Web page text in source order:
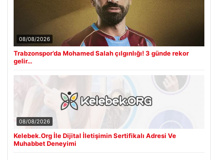
08/08/2026
Trabzonspor’da Mohamed Salah çılgınlığı! 3 günde rekor
gelir…
08/08/2026
Kelebek.Org İle Dijital İletişimin Sertifikalı Adresi Ve
Muhabbet Deneyimi